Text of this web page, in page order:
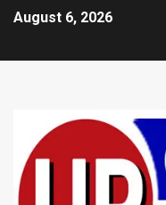
August 6, 2026